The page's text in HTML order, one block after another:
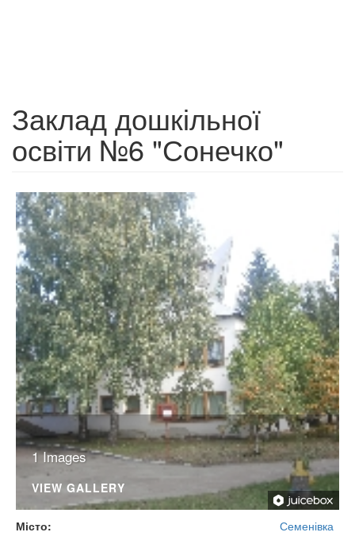
Заклад дошкільної
освіти №6 "Сонечко"
1 Images
VIEW GALLERY
Місто
Семенівка